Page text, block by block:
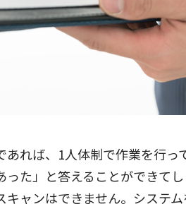
あれば、1人体制で作業を行
った」と答えることができて
ャンはできません。システ